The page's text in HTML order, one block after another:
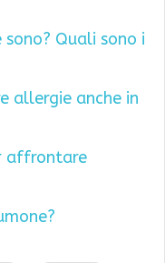
Quali sono i
allergie anche in
affrontare